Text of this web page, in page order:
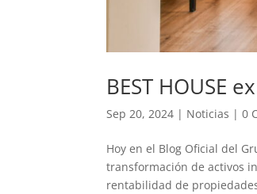
BEST HOUSE
Sep 20, 2024 | Noticias |0
Hoy en el Blog Oficial del
transformación de activos
rentabilidad de